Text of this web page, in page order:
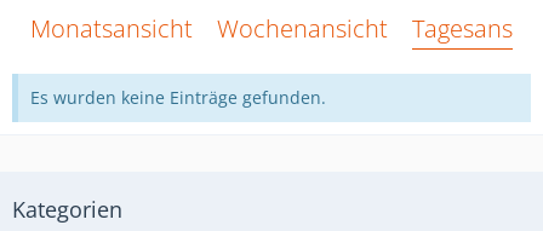
Monatsansicht Wochenansicht
Es wurden keine Einträge gefunden.
Kategorien